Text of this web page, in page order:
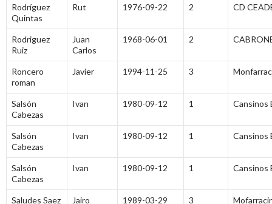
Rodríguez
Quintas
Rut 1976-09-22 2 CD
Rodriguez
Ruiz
Juan
Carlos
1968-06-01 2
Roncero
roman
Javier 1994-11-25 3
Salsón
Cabezas
Ivan 1980-09-12 1 Cansinos
Salsón
Cabezas
Ivan 1980-09-12 1 Cansinos
Salsón
Cabezas
Ivan 1980-09-12 1 Cansinos
Saludes Saez Jairo 1989-03-29 3